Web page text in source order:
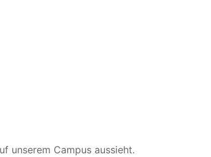
unserem Campus aussieht.